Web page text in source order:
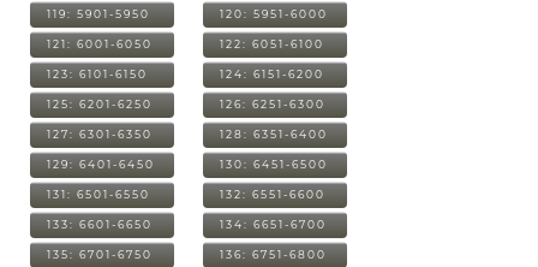
119: 5901-5950 120: 5951-6000
121: 6001-6050 122: 6051-6100
123: 6101-6150 124: 6151-6200
125: 6201-6250 126: 6251-6300
127: 6301-6350 128: 6351-6400
129: 6401-6450 130: 6451-6500
131: 6501-6550 132: 6551-6600
133: 6601-6650 134: 6651-6700
135: 6701-6750 136: 6751-6800